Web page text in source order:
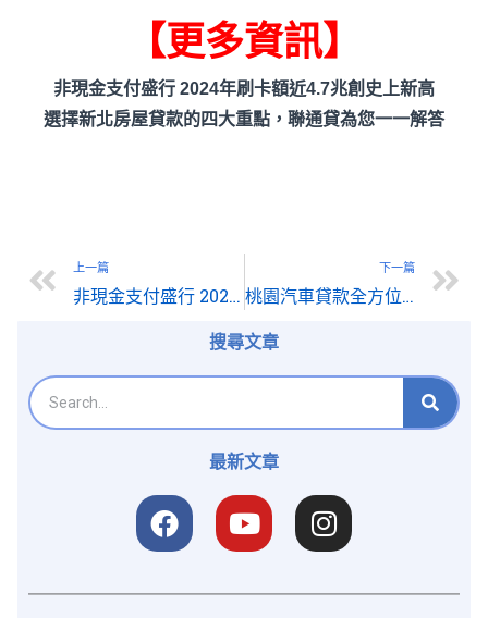
【更多資訊】
非現金支付盛行 2024年刷卡額近4.7兆創史上新高
選擇新北房屋貸款的四大重點，聯通貸為您一一解答
上一篇
非現金支付盛行 2024年刷卡額近4.7兆創史上新高
下一篇
桃園汽車貸款全方位指南：聯通貸助您輕鬆上路
搜尋文章
最新文章